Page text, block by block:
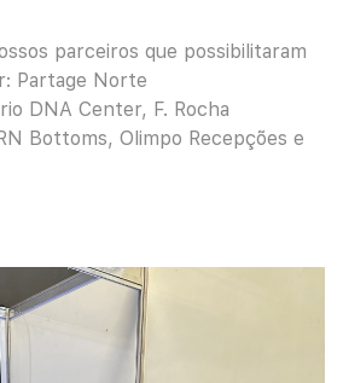
parceiros que possibilitaram
Partage Norte
DNA Center, F. Rocha
Bottoms, Olimpo Recepções e